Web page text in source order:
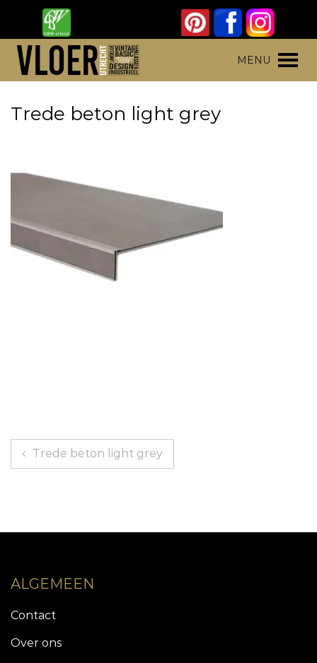
content
MENU
Trede beton light grey
Bericht
navigatie
Trede beton light grey
ALGEMEEN
Contact
Over ons